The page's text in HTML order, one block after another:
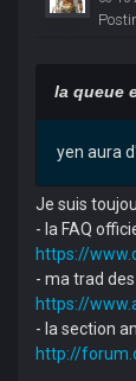
la queue
yen aura
Je suis
- la FAQ
https://
- ma trad
https://
- la section
http://